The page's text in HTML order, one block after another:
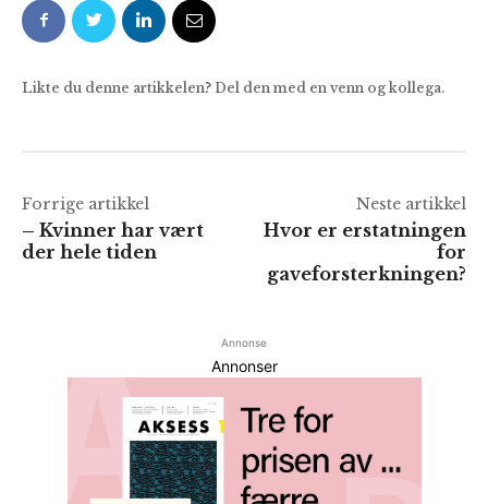
Likte du denne artikkelen? Del den med en venn og kollega.
Forrige artikkel
– Kvinner har vært
der hele tiden
Neste artikkel
Hvor er erstatningen
for
gaveforsterkningen?
Annonse
Annonser